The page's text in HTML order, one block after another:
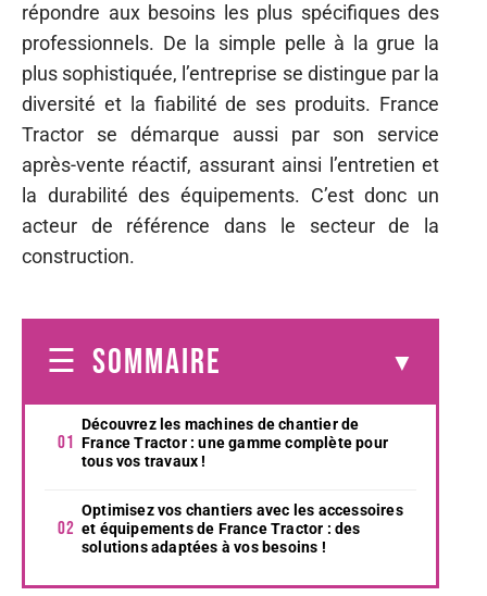
répondre aux besoins les plus spécifiques des
professionnels. De la simple pelle à la grue la
plus sophistiquée, l’entreprise se distingue par la
diversité et la fiabilité de ses produits. France
Tractor se démarque aussi par son service
après-vente réactif, assurant ainsi l’entretien et
la durabilité des équipements. C’est donc un
acteur de référence dans le secteur de la
construction.
SOMMAIRE
Découvrez les machines de chantier de
France Tractor : une gamme complète pour
tous vos travaux !
Optimisez vos chantiers avec les accessoires
et équipements de France Tractor : des
solutions adaptées à vos besoins !